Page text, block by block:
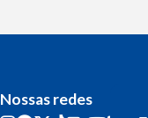
Nossas redes